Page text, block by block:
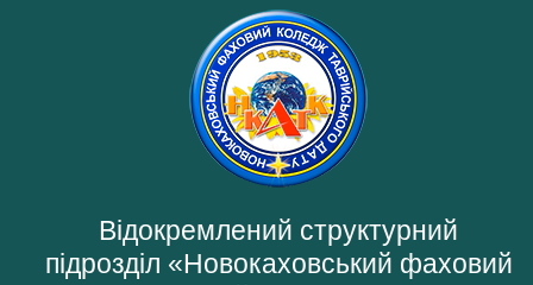
Відокремлений структурний
підрозділ «Новокаховський фаховий